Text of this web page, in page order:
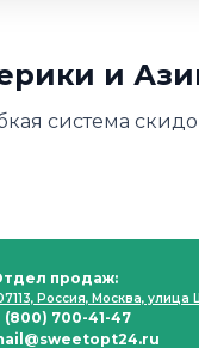
и
система
продаж:
Россия, Москва, улица
(800) 700-41-47